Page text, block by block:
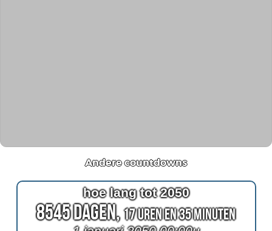
Andere countdowns
hoe lang tot 2050
8545 Dagen,17 Uren en 35 Minuten